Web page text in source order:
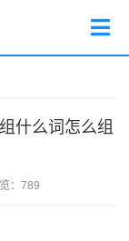
什么词怎么组
： 789